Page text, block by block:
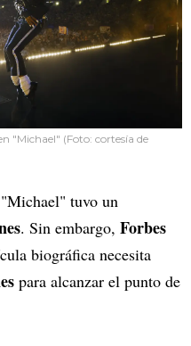
"Michael" (Foto: cortesía de
tuvo un
. Sin embargo, Forbes
biográfica necesita
para alcanzar el punto de